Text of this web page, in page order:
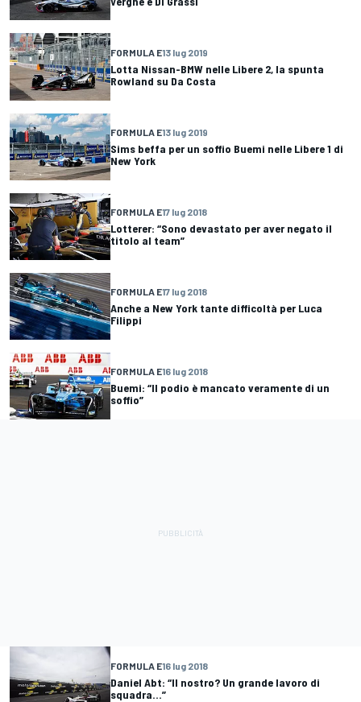
FORMULA E13 lug 2019
Lotta Nissan-BMW nelle Libere 2, la spunta
Rowland su Da Costa
FORMULA E13 lug 2019
Sims beffa per un soffio Buemi nelle Libere 1 di
New York
FORMULA E17 lug 2018
Lotterer: “Sono devastato per aver negato il
titolo al team”
FORMULA E17 lug 2018
Anche a New York tante difficoltà per Luca
Filippi
FORMULA E16 lug 2018
Buemi: “Il podio è mancato veramente di un
soffio”
FORMULA E16 lug 2018
Daniel Abt: “Il nostro? Un grande lavoro di
squadra...”